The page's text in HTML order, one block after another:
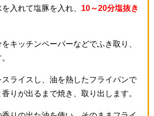
入れて塩豚を入れ、 10～20分塩抜き
キッチンペーパーなどでふき取り、
スライスし、油を熱したフライパンで
りが出るまで焼き、取り出します。